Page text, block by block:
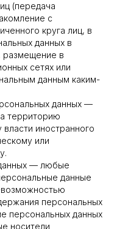
(передача
с
круга лиц, в
данных в
размещение в
сетях или
данным каким-
данных —
территорию
власти иностранного
или
— любые
данные
персональных
персональных данных
носители